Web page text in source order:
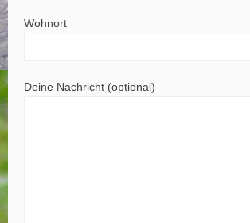
Wohnort
Deine Nachricht (optional)